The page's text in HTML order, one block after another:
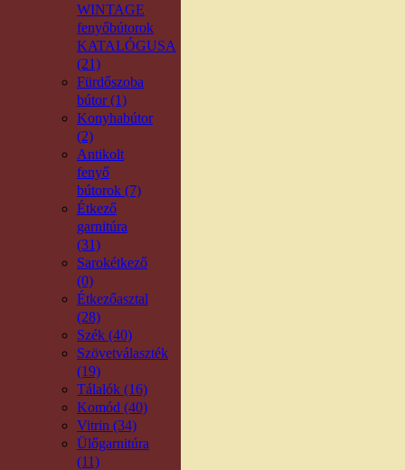
WINTAGE
fenyőbútorok
KATALÓGUSA
(21)
Fürdőszoba
bútor (1)
Konyhabútor
(2)
Antikolt
fenyő
bútorok (7)
Étkező
garnitúra
(31)
Sarokétkező
(0)
Étkezőasztal
(28)
Szék (40)
Szövetválaszték
(19)
Tálalók (16)
Komód (40)
Vitrin (34)
Ülőgarnitúra
(11)